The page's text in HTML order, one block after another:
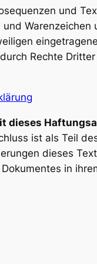
und
Rechte
dieses
ist als Teil
dieses
in